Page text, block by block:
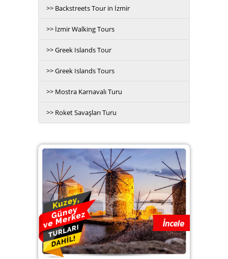
>> Backstreets Tour in İzmir
>> İzmir Walking Tours
>> Greek Islands Tour
>> Greek Islands Tours
>> Mostra Karnavalı Turu
>> Roket Savaşları Turu